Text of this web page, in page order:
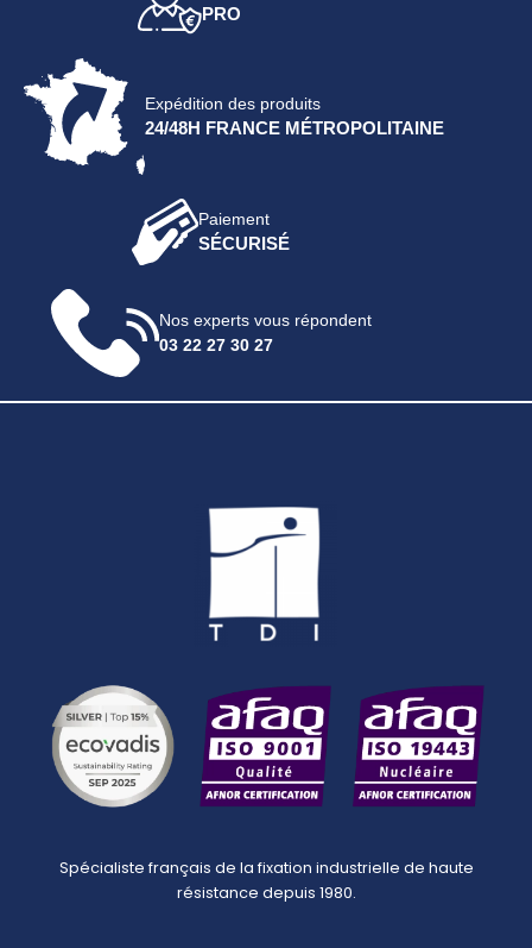
PRO
Expédition des produits
24/48H FRANCE MÉTROPOLITAINE
Paiement
SÉCURISÉ
Nos experts vous répondent
03 22 27 30 27
Spécialiste français de la fixation industrielle de haute
résistance depuis 1980.